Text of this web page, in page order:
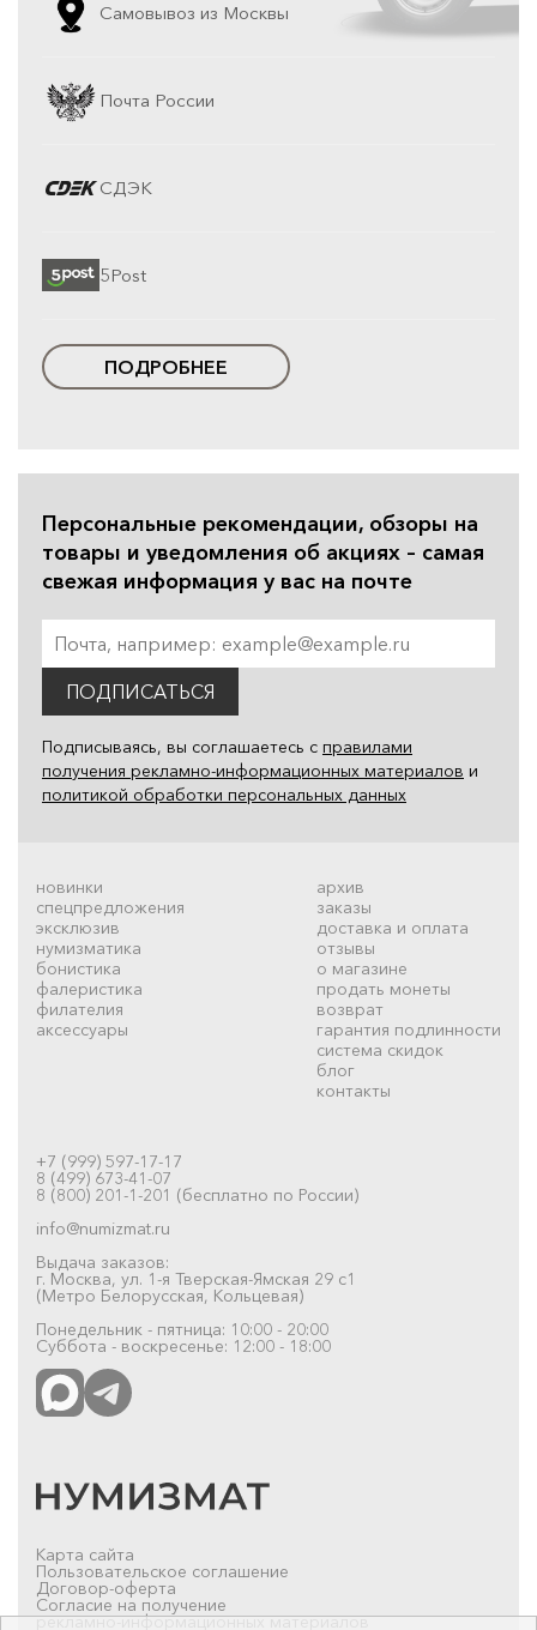
Самовывоз из Москвы
Почта России
СДЭК
5Post
ПОДРОБНЕЕ
Персональные рекомендации, обзоры на
товары и уведомления об акциях – самая
свежая информация у вас на почте
ПОДПИСАТЬСЯ
Подписываясь, вы соглашаетесь с правилами
получения рекламно-информационных материалов и
политикой обработки персональных данных
новинки
спецпредложения
эксклюзив
нумизматика
бонистика
фалеристика
филателия
аксессуары
архив
заказы
доставка и оплата
отзывы
о магазине
продать монеты
возврат
гарантия подлинности
система скидок
блог
контакты
+7 (999) 597-17-17
8 (499) 673-41-07
8 (800) 201-1-201 (бесплатно по России)
info@numizmat.ru
Выдача заказов:
г. Москва, ул. 1-я Тверская-Ямская 29 с1
(Метро Белорусская, Кольцевая)
Понедельник - пятница: 10:00 - 20:00
Суббота - воскресенье: 12:00 - 18:00
Карта сайта
Пользовательское соглашение
Договор-оферта
Согласие на получение
рекламно-информационных материалов